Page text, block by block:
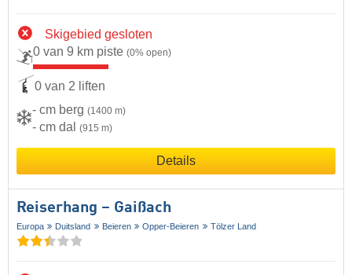
Skigebied gesloten
0 van 9 km piste (0% open)
0 van 2 liften
- cm berg (1400 m)
- cm dal (915 m)
Details
Reiserhang – Gaißach
Europa Duitsland Beieren Opper-Beieren Tölzer Land